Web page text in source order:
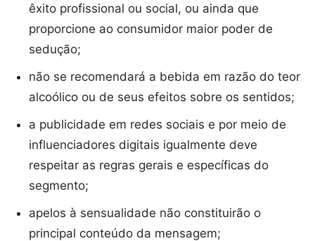
êxito profissional ou social, ou ainda que
proporcione ao consumidor maior poder de
sedução;
não se recomendará a bebida em razão do teor
alcoólico ou de seus efeitos sobre os sentidos;
a publicidade em redes sociais e por meio de
influenciadores digitais igualmente deve
respeitar as regras gerais e específicas do
segmento;
apelos à sensualidade não constituirão o
principal conteúdo da mensagem;